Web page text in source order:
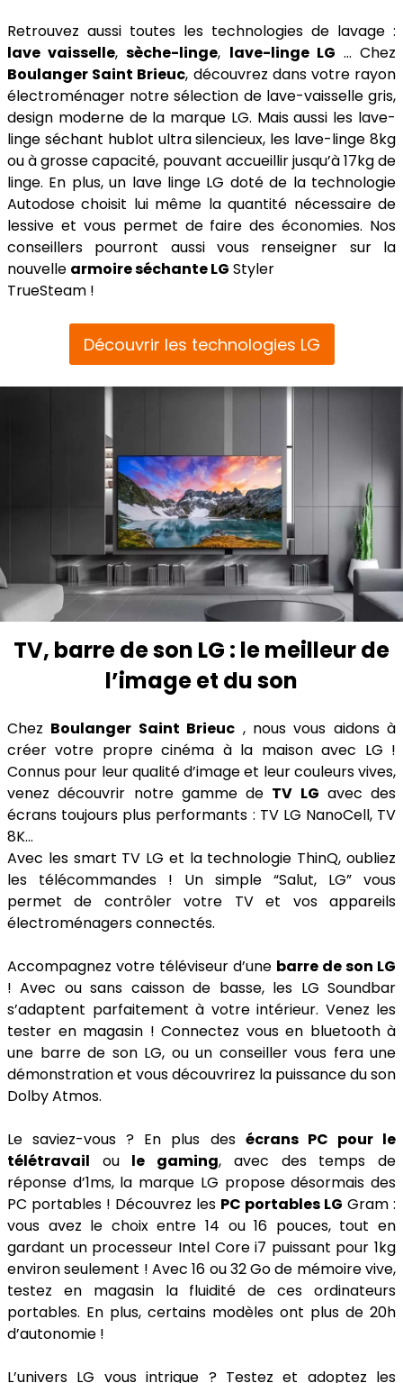
Retrouvez aussi toutes les technologies de lavage :
lave vaisselle,sèche-linge, lave-linge LG … Chez
Boulanger Saint Brieuc, découvrez dans votre rayon
électroménager notre sélection de lave-vaisselle gris,
design moderne de la marque LG. Mais aussi les lave-
linge séchant hublot ultra silencieux, les lave-linge 8kg
ou à grosse capacité, pouvant accueillir jusqu’à 17kg de
linge. En plus, un lave linge LG doté de la technologie
Autodose choisit lui même la quantité nécessaire de
lessive et vous permet de faire des économies. Nos
conseillers pourront aussi vous renseigner sur la
nouvelle armoire séchante LG Styler
TrueSteam !
Découvrir les technologies LG
TV, barre de son LG : le meilleur de
l’image et du son
Chez Boulanger Saint Brieuc , nous vous aidons à
créer votre propre cinéma à la maison avec LG !
Connus pour leur qualité d’image et leur couleurs vives,
venez découvrir notre gamme de TV LG avec des
écrans toujours plus performants : TV LG NanoCell, TV
8K…
Avec les smart TV LG et la technologie ThinQ, oubliez
les télécommandes ! Un simple “Salut, LG” vous
permet de contrôler votre TV et vos appareils
électroménagers connectés.
Accompagnez votre téléviseur d’une barre de son LG
! Avec ou sans caisson de basse, les LG Soundbar
s’adaptent parfaitement à votre intérieur. Venez les
tester en magasin ! Connectez vous en bluetooth à
une barre de son LG, ou un conseiller vous fera une
démonstration et vous découvrirez la puissance du son
Dolby Atmos.
Le saviez-vous ? En plus des écrans PC pour le
télétravail ou le gaming, avec des temps de
réponse d’1ms, la marque LG propose désormais des
PC portables ! Découvrez les PC portables LG Gram :
vous avez le choix entre 14 ou 16 pouces, tout en
gardant un processeur Intel Core i7 puissant pour 1kg
environ seulement ! Avec 16 ou 32 Go de mémoire vive,
testez en magasin la fluidité de ces ordinateurs
portables. En plus, certains modèles ont plus de 20h
d’autonomie !
L’univers LG vous intrigue ? Testez et adoptez les